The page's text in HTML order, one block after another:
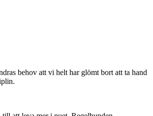
behov att vi helt har glömt bort att ta hand